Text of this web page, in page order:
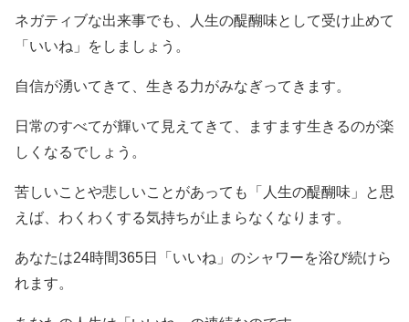
ネガティブな出来事でも、人生の醍醐味として受け止めて
「いいね」をしましょう。
自信が湧いてきて、生きる力がみなぎってきます。
日常のすべてが輝いて見えてきて、ますます生きるのが楽
しくなるでしょう。
苦しいことや悲しいことがあっても「人生の醍醐味」と思
えば、わくわくする気持ちが止まらなくなります。
あなたは24時間365日「いいね」のシャワーを浴び続けら
れます。